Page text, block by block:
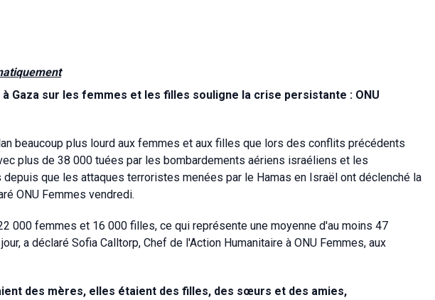
Gaza sur les femmes et les filles souligne la crise persistante : ONU
beaucoup plus lourd aux femmes et aux filles que lors des conflits précédents
plus de 38 000 tuées par les bombardements aériens israéliens et les
que les attaques terroristes menées par le Hamas en Israël ont déclenché la
ONU Femmes vendredi.
000 femmes et 16 000 filles, ce qui représente une moyenne d'au moins 47
a déclaré Sofia Calltorp, Chef de l'Action Humanitaire à ONU Femmes, aux
des mères, elles étaient des filles, des sœurs et des amies,